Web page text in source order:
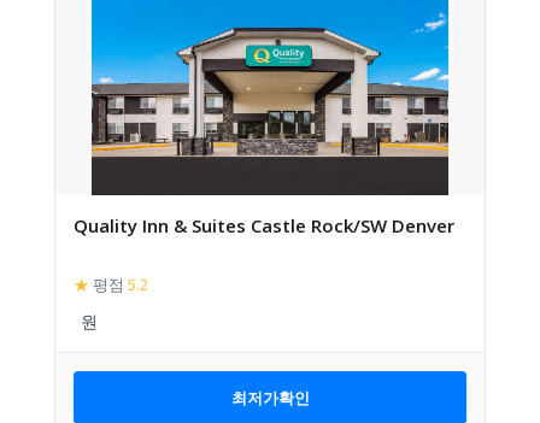
Quality Inn & Suites Castle Rock/SW Denver
★ 평점 5.2
최저가확인